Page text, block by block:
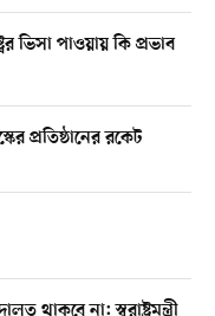
ভিসা পাওয়ায় কি প্রভাব
প্রতিষ্ঠানের রকেট
থাকবে না: স্বরাষ্ট্রমন্ত্রী